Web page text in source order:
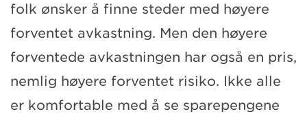
folk ønsker å finne steder med høyere
forventet avkastning. Men den høyere
forventede avkastningen har også en pris,
nemlig høyere forventet risiko. Ikke alle
er komfortable med å se sparepengene